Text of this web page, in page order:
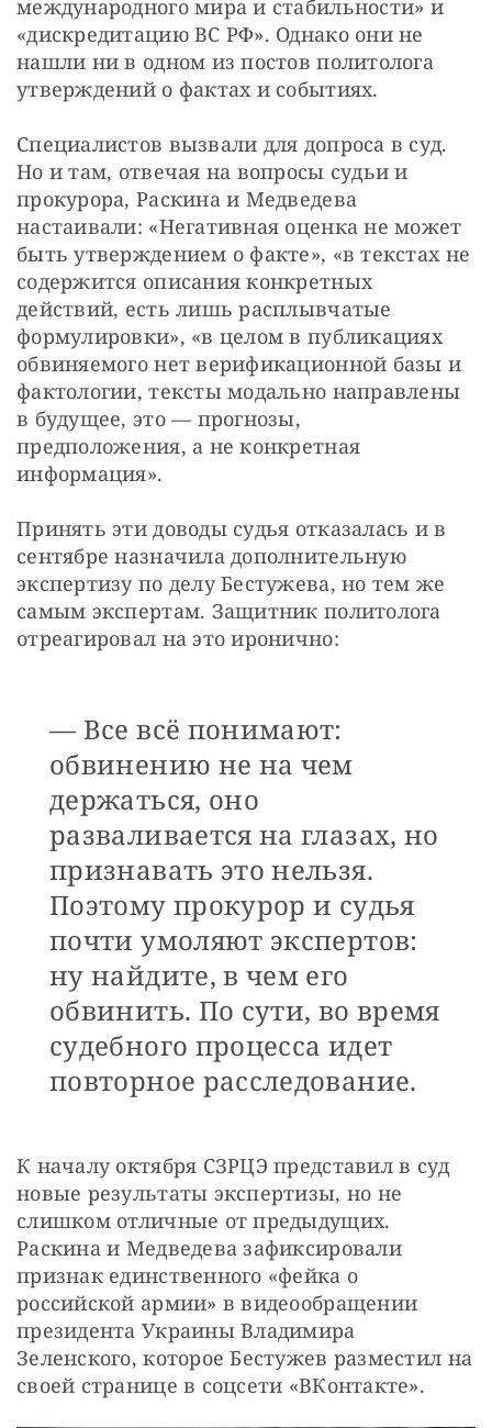
международного мира и стабильности» и
«дискредитацию ВС РФ». Однако они не
нашли ни в одном из постов политолога
утверждений о фактах и событиях.
Специалистов вызвали для допроса в суд.
Но и там, отвечая на вопросы судьи и
прокурора, Раскина и Медведева
настаивали: «Негативная оценка не может
быть утверждением о факте», «в текстах не
содержится описания конкретных
действий, есть лишь расплывчатые
формулировки», «в целом в публикациях
обвиняемого нет верификационной базы и
фактологии, тексты модально направлены
в будущее, это — прогнозы,
предположения, а не конкретная
информация».
Принять эти доводы судья отказалась и в
сентябре назначила дополнительную
экспертизу по делу Бестужева, но тем же
самым экспертам. Защитник политолога
отреагировал на это иронично:
— Все всё понимают:
обвинению не на чем
держаться, оно
разваливается на глазах, но
признавать это нельзя.
Поэтому прокурор и судья
почти умоляют экспертов:
ну найдите, в чем его
обвинить. По сути, во время
судебного процесса идет
повторное расследование.
К началу октября СЗРЦЭ представил в суд
новые результаты экспертизы, но не
слишком отличные от предыдущих.
Раскина и Медведева зафиксировали
признак единственного «фейка о
российской армии» в видеообращении
президента Украины Владимира
Зеленского, которое Бестужев разместил на
своей странице в соцсети «ВКонтакте».